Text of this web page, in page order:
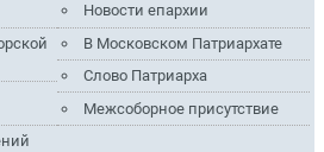
Новости епархии
В Московском Патриархате
Слово Патриарха
Межсоборное присутствие